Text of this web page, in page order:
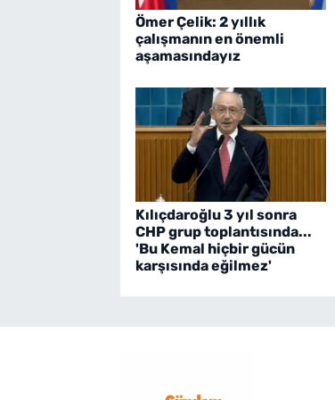
Ömer Çelik: 2 yıllık
çalışmanın en önemli
aşamasındayız
Kılıçdaroğlu 3 yıl sonra
CHP grup toplantısında...
'Bu Kemal hiçbir gücün
karşısında eğilmez'